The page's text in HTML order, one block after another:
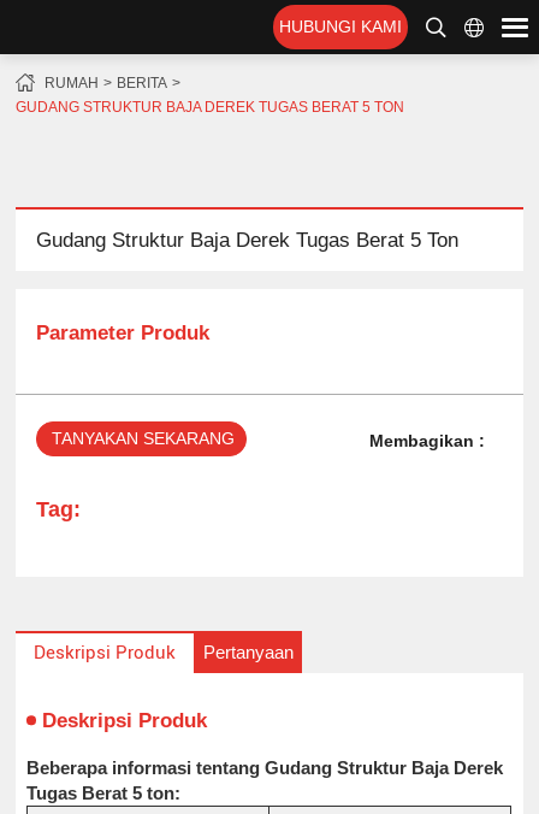
HUBUNGI KAMI
RUMAH
BERITA
GUDANG STRUKTUR BAJA DEREK TUGAS BERAT 5 TON
Gudang Struktur Baja Derek Tugas Berat 5 Ton
Parameter Produk
TANYAKAN SEKARANG Membagikan :
Tag:
Deskripsi Produk Pertanyaan
Deskripsi Produk
Beberapa informasi tentang Gudang Struktur Baja Derek
Tugas Berat 5 ton: